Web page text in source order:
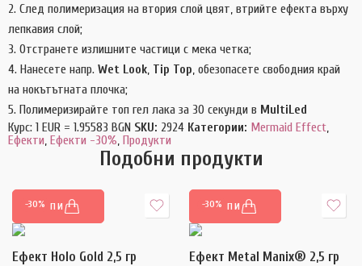
След полимеризация на втория слой цвят, втрийте ефекта върху
лепкавия слой;
Отстранете излишните частици с мека четка;
Нанесете напр. Wet Look, Tip Top, обезопасете свободния край
на нокътътната плочка;
Полимеризирайте топ гел лака за 30 секунди в MultiLed
Курс: 1 EUR = 1.95583 BGN SKU: 2924 Категории: Mermaid Effect,
Ефекти, Ефекти -30%, Продукти
Подобни продукти
-30%КУПИ
Ефект Holo Gold 2,5 гр
-30%КУПИ
Ефект Metal Manix® 2,5 гр